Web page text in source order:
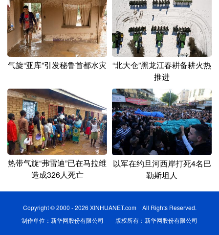
气旋“亚库”引发秘鲁首都水灾 “北大仓”黑龙江春耕备耕火热
推进
热带气旋“弗雷迪”已在马拉维
造成326人死亡
以军在约旦河西岸打死4名巴
勒斯坦人
Copyright © 2000 - 2026 XINHUANET.com All Rights Reserved.
制作单位：新华网股份有限公司 版权所有：新华网股份有限公司